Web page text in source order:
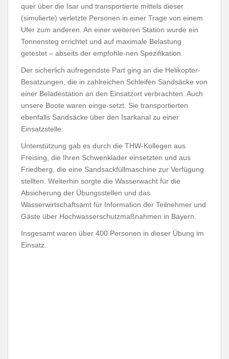
quer über die Isar und transportierte mittels dieser
(simulierte) verletzte Personen in einer Trage von einem
Ufer zum anderen. An einer weiteren Station wurde ein
Tonnensteg errichtet und auf maximale Belastung
getestet – abseits der empfohle-nen Spezifikation.
Der sicherlich aufregendste Part ging an die Helikopter-
Besatzungen, die in zahlreichen Schleifen Sandsäcke von
einer Beladestation an den Einsatzort verbrachten. Auch
unsere Boote waren einge-setzt. Sie transportierten
ebenfalls Sandsäcke über den Isarkanal zu einer
Einsatzstelle.
Unterstützung gab es durch die THW-Kollegen aus
Freising, die Ihren Schwenklader einsetzten und aus
Friedberg, die eine Sandsackfüllmaschine zur Verfügung
stellten. Weiterhin sorgte die Wasserwacht für die
Absicherung der Übungsstellen und das
Wasserwirtschaftsamt für Information der Teilnehmer und
Gäste über Hochwasserschutzmaßnahmen in Bayern.
Insgesamt waren über 400 Personen in dieser Übung im
Einsatz.